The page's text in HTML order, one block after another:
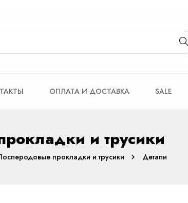
ОПЛАТА И ДОСТАВКА SALE
и трусики
прокладки и трусики Детали